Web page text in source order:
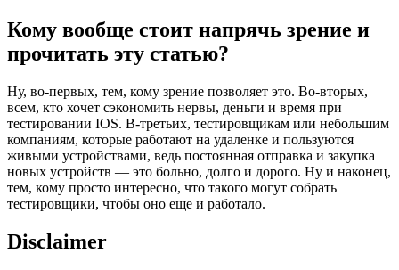
Кому вообще стоит напрячь зрение и
прочитать эту статью?
Ну, во-первых, тем, кому зрение позволяет это. Во-вторых,
всем, кто хочет сэкономить нервы, деньги и время при
тестировании IOS. В-третьих, тестировщикам или небольшим
компаниям, которые работают на удаленке и пользуются
живыми устройствами, ведь постоянная отправка и закупка
новых устройств — это больно, долго и дорого. Ну и наконец,
тем, кому просто интересно, что такого могут собрать
тестировщики, чтобы оно еще и работало.
Disclaimer